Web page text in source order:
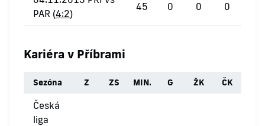
PAR (4:2)
45 0 0 0
Kariéra v Příbrami
Sezóna Z ZS MIN. G ŽK ČK
Česká
liga